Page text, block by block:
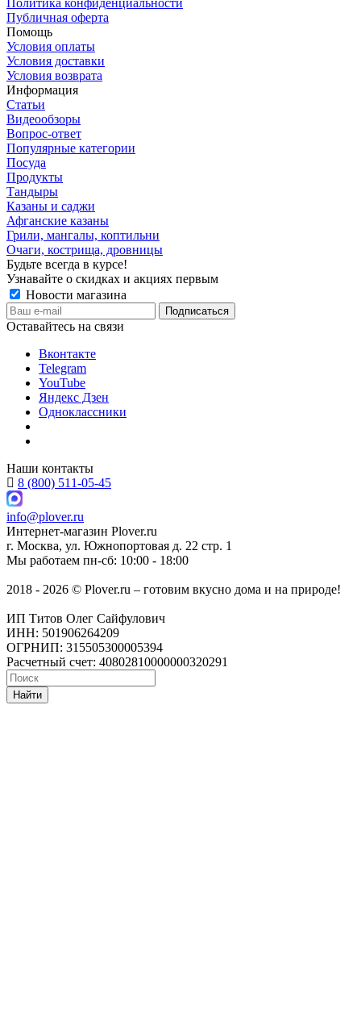
Публичная оферта
Помощь
Условия оплаты
Условия доставки
Условия возврата
Информация
Статьи
Видеообзоры
Вопрос-ответ
Популярные категории
Посуда
Продукты
Тандыры
Казаны и саджи
Афганские казаны
Грили, мангалы, коптильни
Очаги, кострища, дровницы
Будьте всегда в курсе!
Узнавайте о скидках и акциях первым
Новости магазина
Оставайтесь на связи
Вконтакте
Telegram
YouTube
Яндекс Дзен
Одноклассники
Наши контакты
8 (800) 511-05-45
info@plover.ru
Интернет-магазин Plover.ru
г. Москва, ул. Южнопортовая д. 22 стр. 1
Мы работаем пн-сб: 10:00 - 18:00
2018 - 2026 © Plover.ru – готовим вкусно дома и на природе!
ИП Титов Олег Сайфулович
ИНН: 501906264209
ОГРНИП: 315505300005394
Расчетный счет: 40802810000000320291
Найти